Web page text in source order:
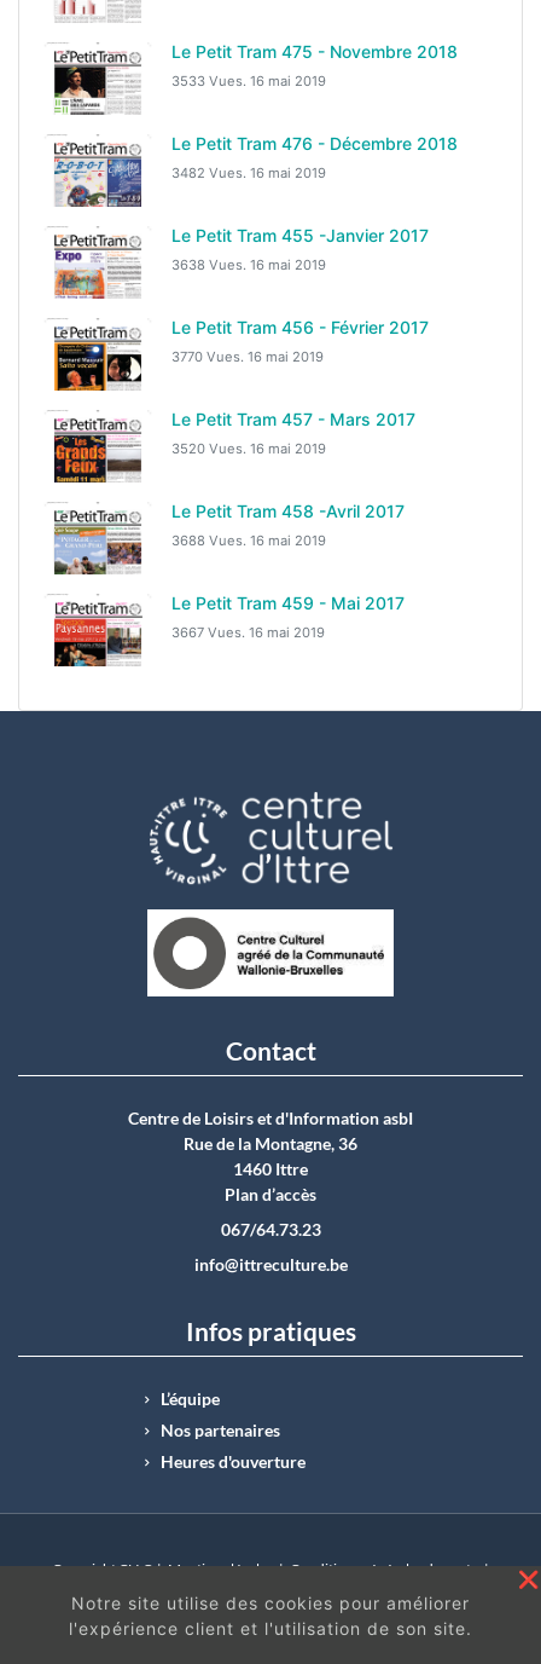
Le Petit Tram 475 - Novembre 2018
3533 Vues. 16 mai 2019
Le Petit Tram 476 - Décembre 2018
3482 Vues. 16 mai 2019
Le Petit Tram 455 -Janvier 2017
3638 Vues. 16 mai 2019
Le Petit Tram 456 - Février 2017
3770 Vues. 16 mai 2019
Le Petit Tram 457 - Mars 2017
3520 Vues. 16 mai 2019
Le Petit Tram 458 -Avril 2017
3688 Vues. 16 mai 2019
Le Petit Tram 459 - Mai 2017
3667 Vues. 16 mai 2019
Contact
Centre de Loisirs et d'Information asbI
Rue de la Montagne, 36
1460 Ittre
Plan d’accès
067/64.73.23
info@ittreculture.be
Infos pratiques
L’équipe
Nos partenaires
Heures d'ouverture
Copyright CLI © | Mentions légales | Conditions générales de vente |
N°Entreprise : BE0414.742.009 |
BE50 0012 6285 4518
Notre site utilise des cookies pour améliorer
l'expérience client et l'utilisation de son site.